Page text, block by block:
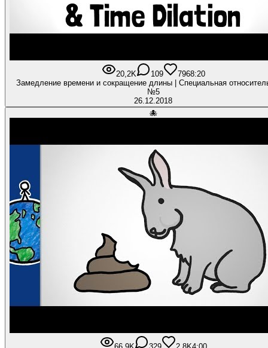
20,2K 109 7968:20
Замедление времени и сокращение длины | Специальная
№5
26.12.2018
🐙